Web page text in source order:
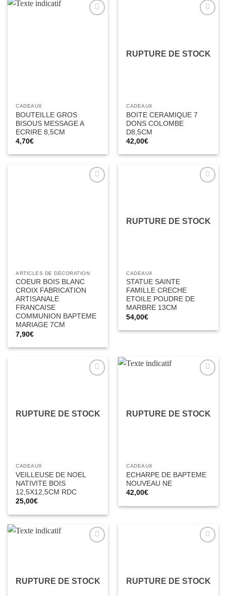
CADEAUX
BOUTEILLE GROS
BISOUS MESSAGE A
ECRIRE 8,5CM
4,70€
RUPTURE DE STOCK
CADEAUX
BOITE CERAMIQUE 7
DONS COLOMBE
D8,5CM
42,00€
ARTICLES DE DÉCORATION
COEUR BOIS BLANC
CROIX FABRICATION
ARTISANALE
FRANCAISE
COMMUNION BAPTEME
MARIAGE 7CM
7,90€
RUPTURE DE STOCK
CADEAUX
STATUE SAINTE
FAMILLE CRECHE
ETOILE POUDRE DE
MARBRE 13CM
54,00€
RUPTURE DE STOCK
CADEAUX
VEILLEUSE DE NOEL
NATIVITE BOIS
12,5X12,5CM RDC
25,00€
RUPTURE DE STOCK
CADEAUX
ECHARPE DE BAPTEME
NOUVEAU NE
42,00€
RUPTURE DE STOCK RUPTURE DE STOCK